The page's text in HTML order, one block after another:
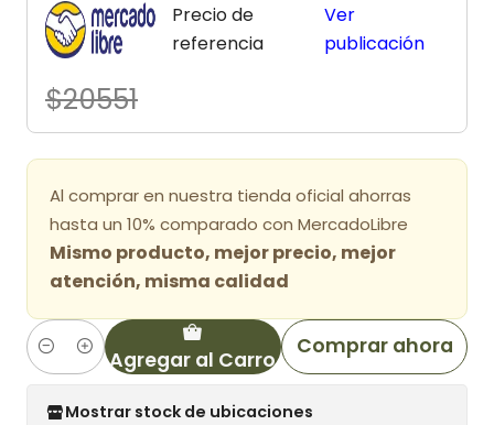
Precio de
referencia
$20551
Ver
publicación
Al comprar en nuestra tienda oficial ahorras
hasta un 10% comparado con MercadoLibre
Mismo producto, mejor precio, mejor
atención, misma calidad
Cantidad Agregar al Carro
Comprar ahora
Mostrar stock de ubicaciones